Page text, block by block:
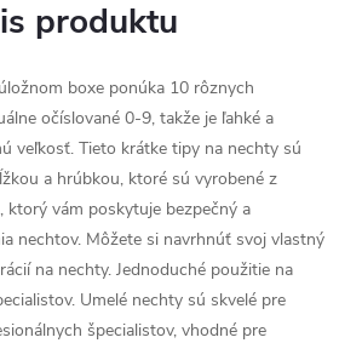
produktu
boxe ponúka 10 rôznych
očíslované 0-9, takže je ľahké a
veľkosť. Tieto krátke tipy na nechty sú
a hrúbkou, ktoré sú vyrobené z
ktorý vám poskytuje bezpečný a
nechtov. Môžete si navrhnúť svoj vlastný
na nechty. Jednoduché použitie na
Umelé nechty sú skvelé pre
špecialistov, vhodné pre